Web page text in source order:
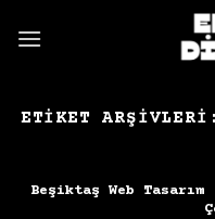
to
ETIKET
Beşiktaş Web